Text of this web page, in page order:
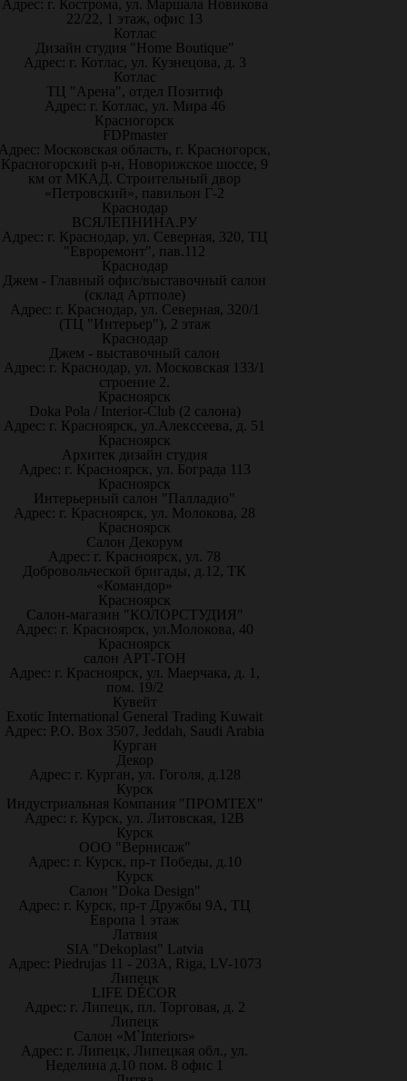
Адрес: г. Кострома, ул. Маршала Новикова
22/22, 1 этаж, офис 13
Котлас
Дизайн студия "Home Boutique"
Адрес: г. Котлас, ул. Кузнецова, д. 3
Котлас
ТЦ "Арена", отдел Позитиф
Адрес: г. Котлас, ул. Мира 46
Красногорск
FDPmaster
Московская область, г. Красногорск,
Красногорский р-н, Новорижское шоссе, 9
км от МКАД. Строительный двор
«Петровский», павильон Г-2
Краснодар
ВСЯЛЕПНИНА.РУ
Адрес: г. Краснодар, ул. Северная, 320, ТЦ
"Евроремонт", пав.112
Краснодар
Джем - Главный офис/выставочный салон
(склад Артполе)
Адрес: г. Краснодар, ул. Северная, 320/1
(ТЦ "Интерьер"), 2 этаж
Краснодар
Джем - выставочный салон
Адрес: г. Краснодар, ул. Московская 133/1
строение 2.
Красноярск
Doka Pola / Interior-Club (2 салона)
Адрес: г. Красноярск, ул.Алекссеева, д. 51
Красноярск
Архитек дизайн студия
Адрес: г. Красноярск, ул. Бограда 113
Красноярск
Интерьерный салон "Палладио"
Адрес: г. Красноярск, ул. Молокова, 28
Красноярск
Салон Декорум
Адрес: г. Красноярск, ул. 78
Добровольческой бригады, д.12, ТК
«Командор»
Красноярск
Салон-магазин "КОЛОРСТУДИЯ"
Адрес: г. Красноярск, ул.Молокова, 40
Красноярск
салон АРТ-ТОН
Адрес: г. Красноярск, ул. Маерчака, д. 1,
пом. 19/2
Кувейт
Exotic International General Trading Kuwait
Адрес: P.O. Box 3507, Jeddah, Saudi Arabia
Курган
Декор
Адрес: г. Курган, ул. Гоголя, д.128
Курск
Индустриальная Компания "ПРОМТЕХ"
Адрес: г. Курск, ул. Литовская, 12В
Курск
ООО "Вернисаж"
Адрес: г. Курск, пр-т Победы, д.10
Курск
Салон "Doka Design"
Адрес: г. Курск, пр-т Дружбы 9А, ТЦ
Европа 1 этаж
Латвия
SIA "Dekoplast" Latvia
Адрес: Piedrujas 11 - 203A, Riga, LV-1073
Липецк
LIFE DÉCOR
Адрес: г. Липецк, пл. Торговая, д. 2
Липецк
Салон «M`Interiors»
Адрес: г. Липецк, Липецкая обл., ул.
Неделина д.10 пом. 8 офис 1